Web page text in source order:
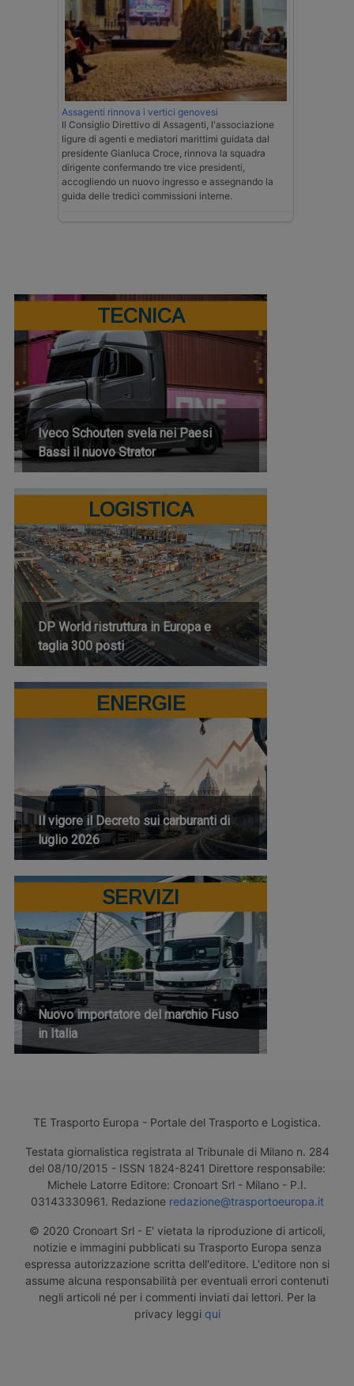
Assagenti rinnova i vertici genovesi
Il Consiglio Direttivo di Assagenti, l'associazione
ligure di agenti e mediatori marittimi guidata dal
presidente Gianluca Croce, rinnova la squadra
dirigente confermando tre vice presidenti,
accogliendo un nuovo ingresso e assegnando la
guida delle tredici commissioni interne.
TECNICA
Iveco Schouten svela nei Paesi
Bassi il nuovo Strator
LOGISTICA
DP World ristruttura in Europa e
taglia 300 posti
ENERGIE
Il vigore il Decreto sui carburanti di
luglio 2026
SERVIZI
Nuovo importatore del marchio Fuso
in Italia
TE Trasporto Europa - Portale del Trasporto e Logistica.
Testata giornalistica registrata al Tribunale di Milano n. 284
del 08/10/2015 - ISSN 1824-8241 Direttore responsabile:
Michele Latorre Editore: Cronoart Srl - Milano - P.I.
03143330961. Redazione redazione@trasportoeuropa.it
© 2020 Cronoart Srl - E' vietata la riproduzione di articoli,
notizie e immagini pubblicati su Trasporto Europa senza
espressa autorizzazione scritta dell'editore. L'editore non si
assume alcuna responsabilità per eventuali errori contenuti
negli articoli né per i commenti inviati dai lettori. Per la
privacy leggi qui